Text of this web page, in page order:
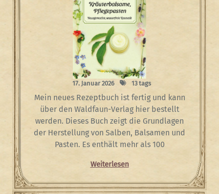
17. Januar 2026 13 tags
Mein neues Rezeptbuch ist fertig und kann
über den Waldfaun-Verlag hier bestellt
werden. Dieses Buch zeigt die Grundlagen
der Herstellung von Salben, Balsamen und
Pasten. Es enthält mehr als 100
Weiterlesen